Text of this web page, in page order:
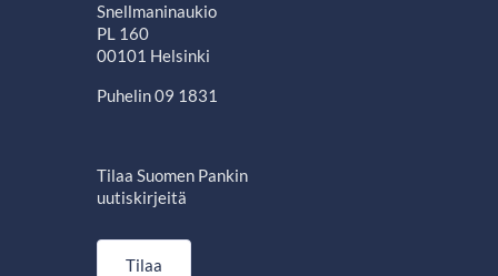
Snellmaninaukio
PL 160
00101 Helsinki
Puhelin 09 1831
Tilaa Suomen Pankin
uutiskirjeitä
Tilaa